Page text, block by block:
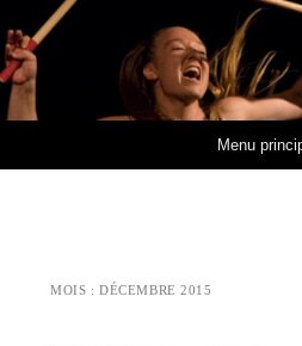
MUSIQUES ET RYTHMES DE L'AFRIQUE DE
Menu
MOIS :DÉCEMBRE 2015